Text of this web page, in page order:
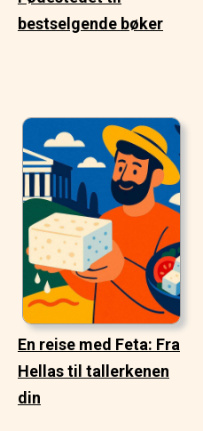
bestselgende bøker
En reise med Feta: Fra
Hellas til tallerkenen
din